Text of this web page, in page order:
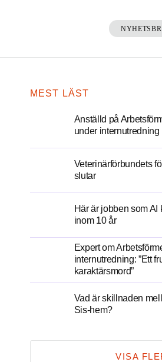
MEST LÄST
Anställd på
under internutredning
Veterinärförbundets
slutar
Här är jobben som AI
inom 10 år
Expert om
internutredning: ”Ett
karaktärsmord”
Vad är skillnaden
Sis-hem?
VISA